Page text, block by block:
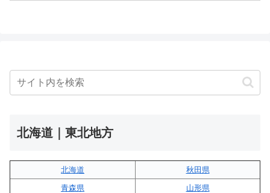
北海道｜東北地方
北海道
秋田県
青森県
山形県